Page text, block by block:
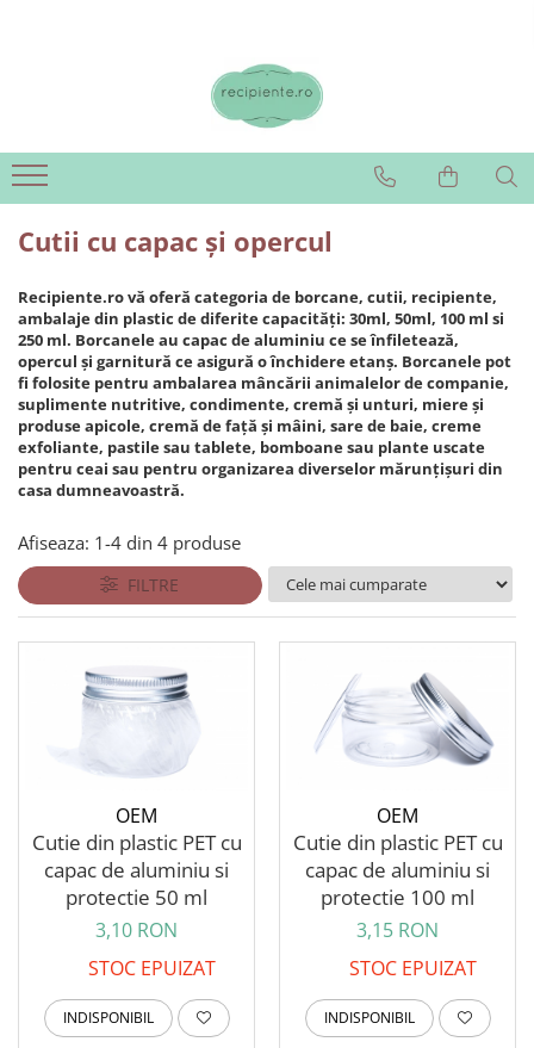
Cutii cu capac și opercul
Recipiente.ro vă oferă categoria de borcane, cutii, recipiente,
ambalaje din plastic de diferite capacități: 30ml, 50ml, 100 ml si
250 ml. Borcanele au capac de aluminiu ce se înfiletează,
opercul și garnitură ce asigură o închidere etanș. Borcanele pot
fi folosite pentru ambalarea mâncării animalelor de companie,
suplimente nutritive, condimente, cremă și unturi, miere și
produse apicole, cremă de față și mâini, sare de baie, creme
exfoliante, pastile sau tablete, bomboane sau plante uscate
pentru ceai sau pentru organizarea diverselor mărunțișuri din
casa dumneavoastră.
Afiseaza: 1-4 din 4 produse
FILTRE
OEM
Cutie din plastic PET cu
capac de aluminiu si
protectie 50 ml
3,10 RON
STOC EPUIZAT
INDISPONIBIL
OEM
Cutie din plastic PET cu
capac de aluminiu si
protectie 100 ml
3,15 RON
STOC EPUIZAT
INDISPONIBIL